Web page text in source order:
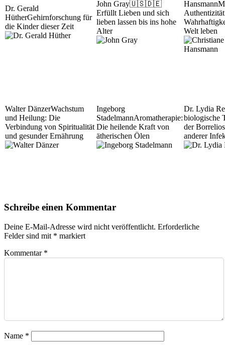
Dr. Gerald
HütherGehirnforschung für
die Kinder dieser Zeit
John Gray🇺🇸🇩🇪
Erfüllt Lieben und sich
lieben lassen bis ins hohe
Alter
Hansmann
Welt leben
Walter DänzerWachstum
und Heilung: Die
Verbindung von Spiritualität
und gesunder Ernährung
Ingeborg
StadelmannAromatherapie:
Die heilende Kraft von
ätherischen Ölen
Dr. Lydia
biologische
der
anderer
Schreibe einen Kommentar
Deine E-Mail-Adresse wird nicht veröffentlicht. Erforderliche
Felder sind mit * markiert
Kommentar *
Name *